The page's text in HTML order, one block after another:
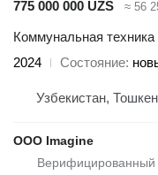
775 000 000 UZS ≈ 56
Коммунальная техника
2024
Состояние
Узбекистан,
OOO Imagine